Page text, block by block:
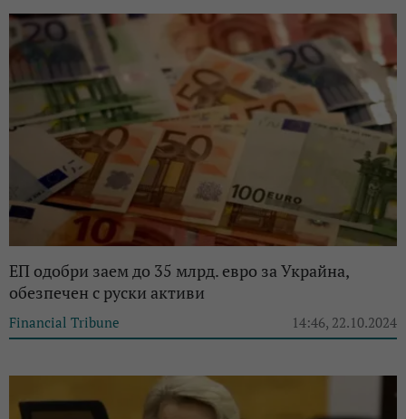
ЕП одобри заем до 35 млрд. евро за Украйна,
обезпечен с руски активи
Financial Tribune 14:46, 22.10.2024